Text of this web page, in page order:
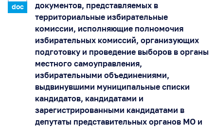
doc
документов, представляемых в
территориальные избирательные
комиссии, исполняющие полномочия
избирательных комиссий, организующих
подготовку и проведение выборов в органы
местного самоуправления,
избирательными объединениями,
выдвинувшими муниципальные списки
кандидатов, кандидатами и
зарегистрированными кандидатами в
депутаты представительных органов МО и